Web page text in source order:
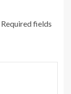
Required fields